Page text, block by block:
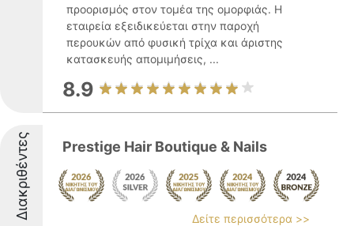
προορισμός στον τομέα της ομορφιάς. Η
εταιρεία εξειδικεύεται στην παροχή
περουκών από φυσική τρίχα και άριστης
κατασκευής απομιμήσεις, ...
8.9
Διακριθέντες Prestige Hair Boutique & Nails
Δείτε περισσότερα >>